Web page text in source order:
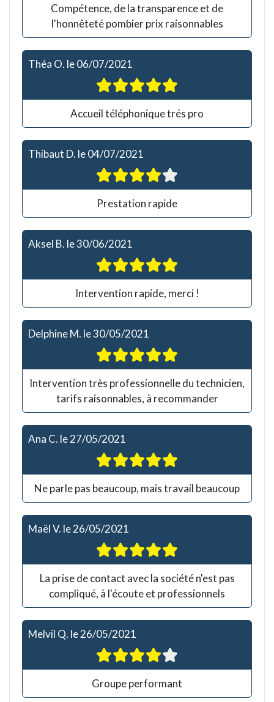
Compétence, de la transparence et de
l'honnêteté pombier prix raisonnables
Théa O. le06/07/2021
Accueil téléphonique trés pro
Thibaut D. le04/07/2021
Prestation rapide
Aksel B. le30/06/2021
Intervention rapide, merci !
Delphine M. le30/05/2021
Intervention très professionnelle du technicien,
tarifs raisonnables, à recommander
Ana C. le27/05/2021
Ne parle pas beaucoup, mais travail beaucoup
Maël V. le26/05/2021
La prise de contact avec la société n'est pas
compliqué, à l'écoute et professionnels
Melvil Q. le26/05/2021
Groupe performant